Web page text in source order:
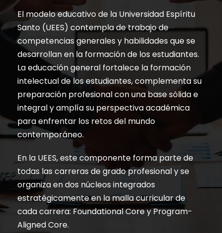
El modelo educativo de la Universidad Espíritu
Santo (UEES) contempla de trabajo de
competencias generales y habilidades que se
desarrollan en la formación de los estudiantes.
La educación general fortalece la formación
intelectual de los estudiantes, complementa su
preparación profesional con una base sólida e
integral y amplía su perspectiva académica
para enfrentar los retos del mundo
contemporáneo.
En la UEES, este componente forma parte de
todas las carreras de grado profesional y se
organiza en dos núcleos integrados
estratégicamente en la malla curricular de
cada carrera: Foundational Core y Program-
Aligned Core.